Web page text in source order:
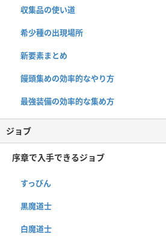
収集品の使い道
希少種の出現場所
新要素まとめ
饅頭集めの効率的なやり方
最強装備の効率的な集め方
ジョブ
序章で入手できるジョブ
すっぴん
黒魔道士
白魔道士